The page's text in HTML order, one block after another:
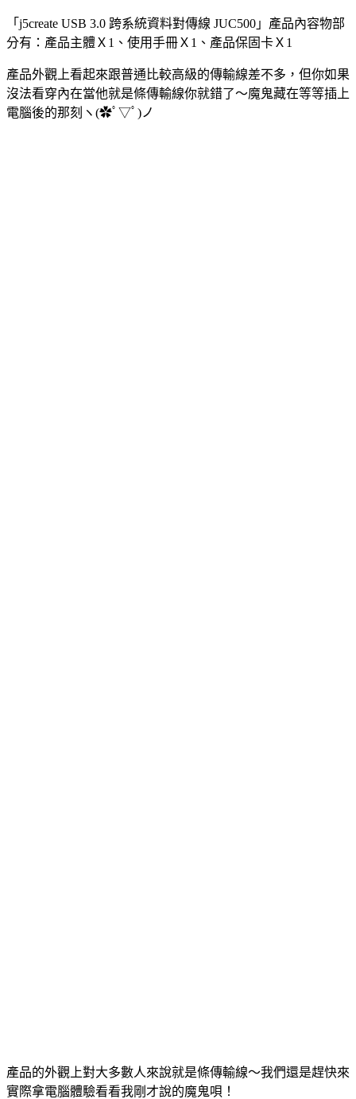
「j5create USB 3.0 跨系統資料對傳線 JUC500」產品內容物部
分有：產品主體Ｘ1、使用手冊Ｘ1、產品保固卡Ｘ1
產品外觀上看起來跟普通比較高級的傳輸線差不多，但你如果
沒法看穿內在當他就是條傳輸線你就錯了～魔鬼藏在等等插上
電腦後的那刻ヽ(✿ﾟ▽ﾟ)ノ
產品的外觀上對大多數人來說就是條傳輸線～我們還是趕快來
實際拿電腦體驗看看我剛才說的魔鬼唄！